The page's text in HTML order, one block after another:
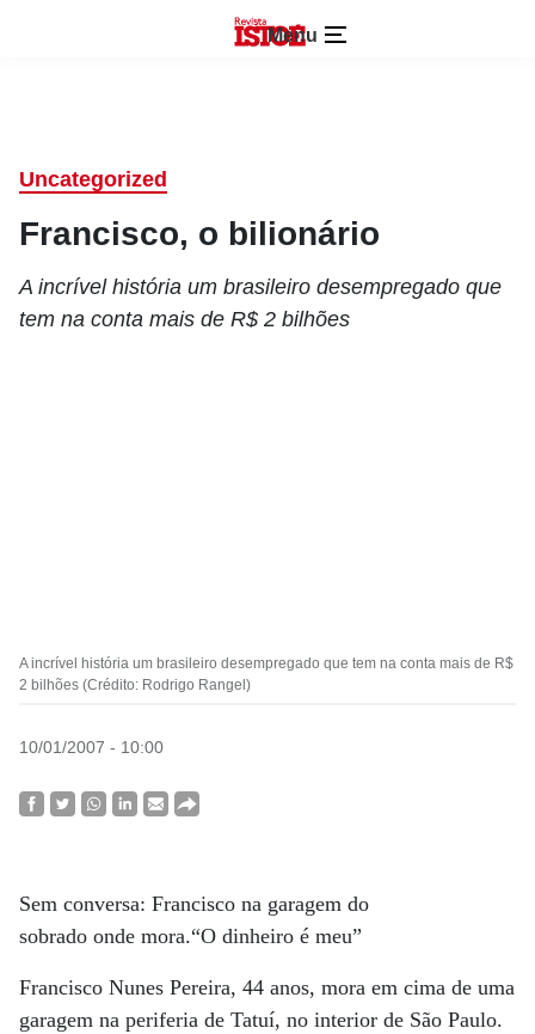
Menu
Uncategorized
Francisco, o bilionário
A incrível história um brasileiro desempregado que
tem na conta mais de R$ 2 bilhões
A incrível história um brasileiro desempregado que tem na conta mais de R$
2 bilhões (Crédito: Rodrigo Rangel)
10/01/2007 - 10:00
Sem conversa: Francisco na garagem do
sobrado onde mora.“O dinheiro é meu”
Francisco Nunes Pereira, 44 anos, mora em cima de uma
garagem na periferia de Tatuí, no interior de São Paulo.